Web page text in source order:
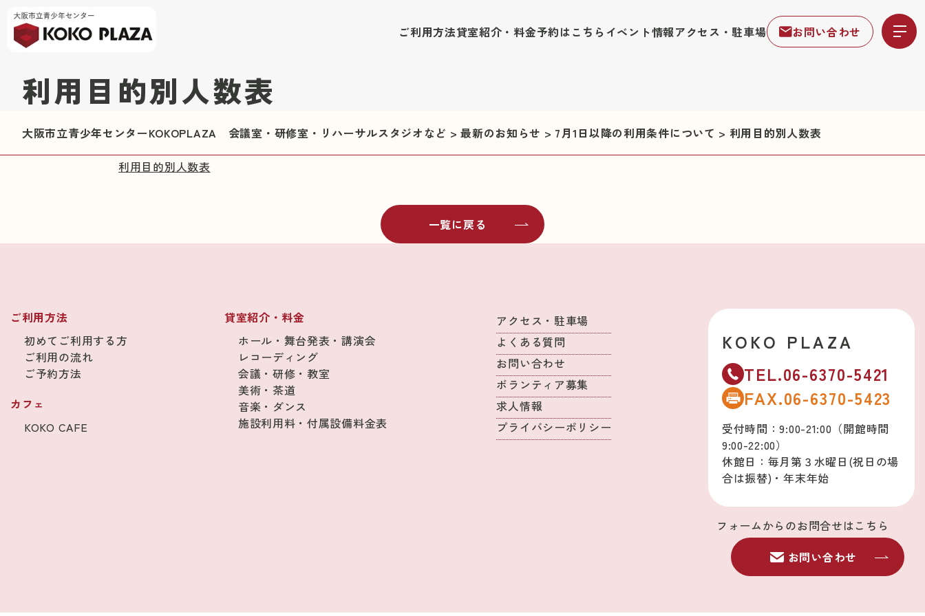
ご利用方法貸室紹介・料金予約はこちら イベント情報アクセス・駐車場 お問い合わせ
利用目的別人数表
大阪市立青少年センターKOKOPLAZA 会議室・研修室・リハーサルスタジオなど >最新のお知らせ > 7月1日以降の利用条件について > 利用目的別人数表
利用目的別人数表
一覧に戻る
ご利用方法
初めてご利用する方
ご利用の流れ
ご予約方法
カフェ
KOKO CAFE
貸室紹介・料金
ホール・舞台発表・講演会
レコーディング
会議・研修・教室
美術・茶道
音楽・ダンス
施設利用料・付属設備料金表
アクセス・駐車場
よくある質問
お問い合わせ
ボランティア募集
求人情報
プライバシーポリシー
KOKO PLAZA
TEL.06-6370-5421
FAX.06-6370-5423
受付時間：9:00-21:00（開館時間
9:00-22:00）
休館日：毎月第３水曜日(祝日の場
合は振替)・年末年始
フォームからのお問合せはこちら
お問い合わせ